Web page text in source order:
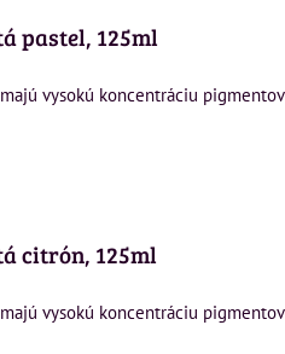
pastel, 125ml
vysokú koncentráciu pigmentov
citrón, 125ml
vysokú koncentráciu pigmentov